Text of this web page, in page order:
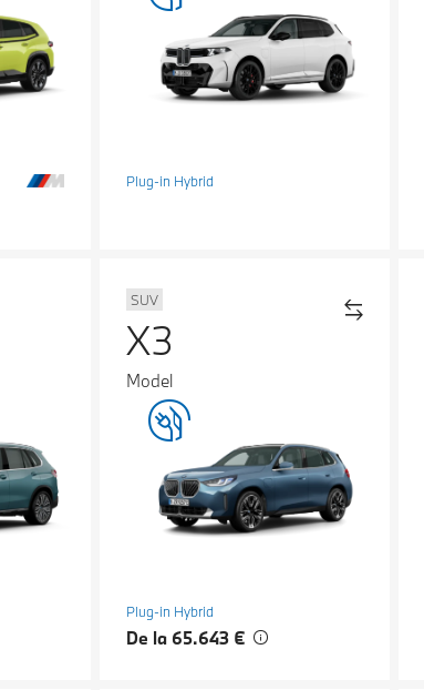
Plug-in Hybrid
SUV
X3
Model
Plug-in Hybrid
De la 65.643 €